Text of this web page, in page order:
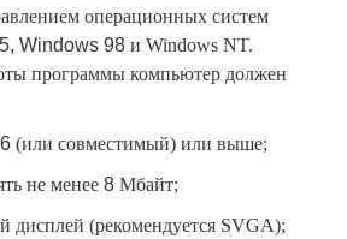
операционных систем
Windows 98 и Windows NT.
программы компьютер должен
(или совместимый) или выше;
не менее 8 Мбайт;
дисплей (рекомендуется SVGA);